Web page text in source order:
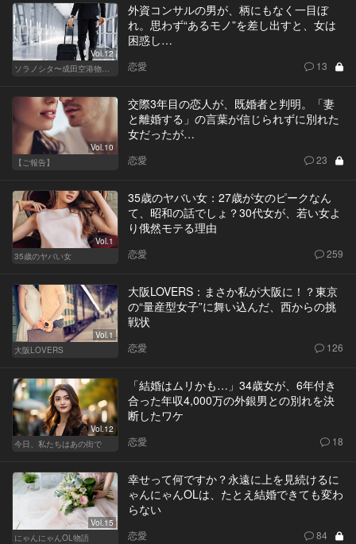
Vol.12
外資コンサルの男が、柄にもなく一目ぼ
れ。思わず“あるモノ”を差し出すと、女は
困惑し…
恋愛 13
Vol.10
【ご報告】
交際3年目の恋人が、既婚者と判明。「妻
と離婚する」の言葉が信じられずに別れた
女だったが…
恋愛 23
Vol.1
35歳のヤバい女
35歳のヤバい女：27歳が女のピークなん
て、昭和の話でしょ？30代女が、若い女よ
り俄然モテる理由
恋愛 259
Vol.1
大阪LOVERS
大阪LOVERS：まさか私が大阪に！？東京
の“量産型女子”に舞い込んだ、西からの挑
戦状
恋愛 126
Vol.12
今日、私たちはあの街で
「結婚はムリかも…」34歳女が、6年付き
合った年収4,000万の外銀男との別れを決
断したワケ
恋愛 18
Vol.15
にゃんにゃんOL物語
幸せって何ですか？永遠に上を見続けるに
ゃんにゃんOLは、たとえ結婚できても変わ
らない
恋愛 84